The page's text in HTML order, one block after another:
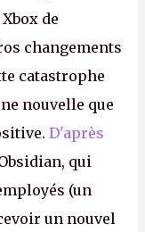
de
changements
catastrophe
nouvelle que
D'après
qui
(un
un nouvel